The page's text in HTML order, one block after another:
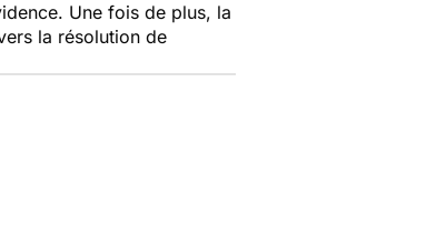
Une fois de plus, la
la résolution de